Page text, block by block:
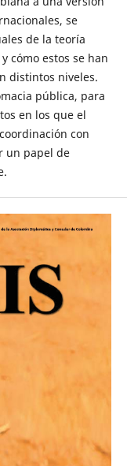
se
de la teoría
cómo estos se han
distintos niveles.
pública, para
en los que el
con
un papel de